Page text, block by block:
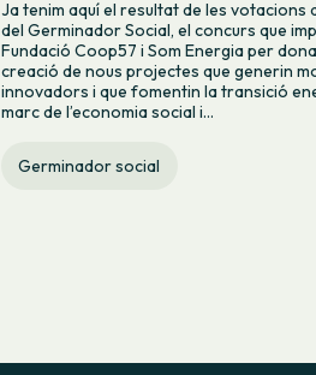
Ja tenim aquí el resultat de les votacions
del Germinador Social, el concurs que
Fundació Coop57 i Som Energia per
creació de nous projectes que generin
innovadors i que fomentin la transició
marc de l’economia social i...
Germinador social